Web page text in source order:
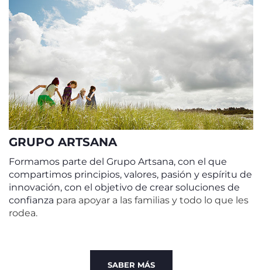
GRUPO ARTSANA
Formamos parte del Grupo Artsana, con el que
compartimos principios, valores, pasión y espíritu de
innovación, con el objetivo de crear soluciones de
confianza para apoyar a las familias y todo lo que les
rodea.
SABER MÁS